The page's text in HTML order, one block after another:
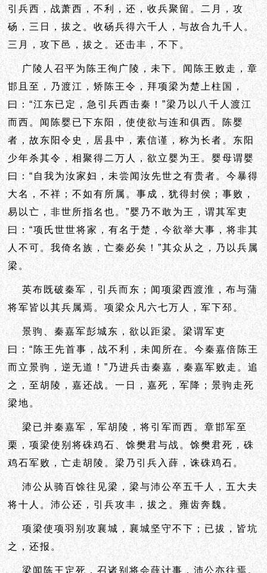
引兵西，战萧西，不利，还，收兵聚留。二月，攻
砀，三日，拔之。收砀兵得六千人，与故合九千人。
三月，攻下邑，拔之。还击丰，不下。
广陵人召平为陈王徇广陵，未下。闻陈王败走，章
邯且至，乃渡江，矫陈王令，拜项梁为楚上柱国，
曰：“江东已定，急引兵西击秦！”梁乃以八千人渡江
而西。闻陈婴已下东阳，使使欲与连和俱西。陈婴
者，故东阳令史，居县中，素信谨，称为长者。东阳
少年杀其令，相聚得二万人，欲立婴为王。婴母谓婴
曰：“自我为汝家妇，未尝闻汝先世之有贵者。今暴得
大名，不祥；不如有所属。事成，犹得封侯；事败，
易以亡，非世所指名也。”婴乃不敢为王，谓其军吏
曰：“项氏世世将家，有名于楚，今欲举大事，将非其
人不可。我倚名族，亡秦必矣！”其众从之，乃以兵属
梁。
英布既破秦军，引兵而东；闻项梁西渡淮，布与蒲
将军皆以其兵属焉。项梁众凡六七万人，军下邳。
景驹、秦嘉军彭城东，欲以距梁。梁谓军吏
曰：“陈王先首事，战不利，未闻所在。今秦嘉倍陈王
而立景驹，逆无道！”乃进兵击秦嘉，秦嘉军败走。追
之，至胡陵，嘉还战。一日，嘉死，军降；景驹走死
梁地。
梁已并秦嘉军，军胡陵，将引军而西。章邯军至
栗，项梁使别将硃鸡石、馀樊君与战。馀樊君死，硃
鸡石军败，亡走胡陵。梁乃引兵入薛，诛硃鸡石。
沛公从骑百馀往见梁，梁与沛公卒五千人，五大夫
将十人。沛公还，引兵攻丰，拔之。雍齿奔魏。
项梁使项羽别攻襄城，襄城坚守不下；已拔，皆坑
之，还报。
梁闻陈王定死，召诸别将会薛计事，沛公亦往焉。